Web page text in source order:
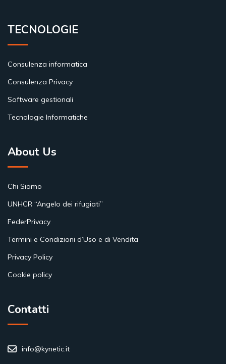
TECNOLOGIE
Consulenza informatica
Consulenza Privacy
Software gestionali
Tecnologie Informatiche
About Us
Chi Siamo
UNHCR “Angelo dei rifugiati”
FederPrivacy
Termini e Condizioni d’Uso e di Vendita
Privacy Policy
Cookie policy
Contatti
info@kynetic.it